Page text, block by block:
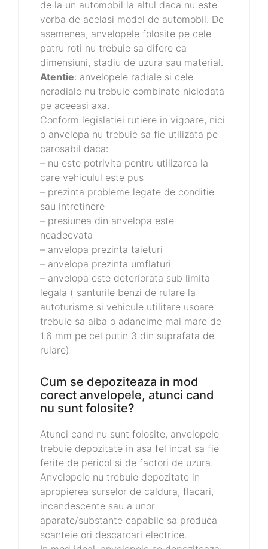
de la un automobil la altul daca nu este
vorba de acelasi model de automobil. De
asemenea, anvelopele folosite pe cele
patru roti nu trebuie sa difere ca
dimensiuni, stadiu de uzura sau material.
Atentie: anvelopele radiale si cele
neradiale nu trebuie combinate niciodata
pe aceeasi axa.
Conform legislatiei rutiere in vigoare, nici
o anvelopa nu trebuie sa fie utilizata pe
carosabil daca:
– nu este potrivita pentru utilizarea la
care vehiculul este pus
– prezinta probleme legate de conditie
sau intretinere
– presiunea din anvelopa este
neadecvata
– anvelopa prezinta taieturi
– anvelopa prezinta umflaturi
– anvelopa este deteriorata sub limita
legala ( santurile benzi de rulare la
autoturisme si vehicule utilitare usoare
trebuie sa aiba o adancime mai mare de
1.6 mm pe cel putin 3 din suprafata de
rulare)
Cum se depoziteaza in mod
corect anvelopele, atunci cand
nu sunt folosite?
Atunci cand nu sunt folosite, anvelopele
trebuie depozitate in asa fel incat sa fie
ferite de pericol si de factori de uzura.
Anvelopele nu trebuie depozitate in
apropierea surselor de caldura, flacari,
incandescente sau a unor
aparate/substante capabile sa produca
scanteie ori descarcari electrice.